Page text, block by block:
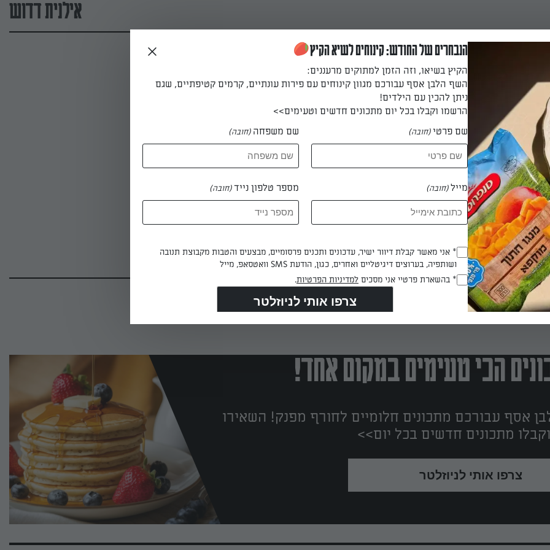
אילנית דדוש
גבינות
גבינה, מעדן של ממש
אילנית דדוש
הכי טעימים במקום אחד!
אסף עבורכם מתכונים חלומיים לחורף מפנק! השאירו
מתכונים חדשים בכל יום>>
צרפו אותי לניוזלטר
הנבחרים של החודש: קינוחים לשיא הקיץ
הקיץ בשיאו, וזה הזמן למתוקים מרעננים:
השף הלבן אסף עבורכם מגוון קינוחים עם פירות עונתיים, קרמים קטיפתיים, שגם
ניתן להכין עם הילדים!
הרשמו וקבלו בכל יום מתכונים חדשים וטעימים>>
שם פרטי(חובה) שם משפחה (חובה)
מייל(חובה) מספר טלפון נייד(חובה)
Opt_In
(חובה)
* אני מאשר קבלת דיוור ישיר, עדכונים ותכנים פרסומיים, מבצעים והטבות מקבוצת תנובה
ושותפיה, בערוצים דיגיטליים ואחרים, כגון, הודעת SMS וואטסאפ, מייל
RegulationsApproved
* בהשארת פרטיי אני מסכים למדיניות הפרטיות.